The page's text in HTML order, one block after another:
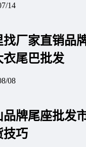
14
找厂家直销品
衣尾巴批发
08
品牌尾座批发
技巧